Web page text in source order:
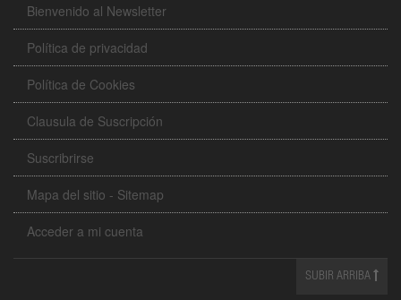
Bienvenido al Newsletter
Política de privacidad
Política de Cookies
Clausula de Suscripción
Suscribrirse
Mapa del sitio - Sitemap
Acceder a mi cuenta
SUBIR ARRIBA